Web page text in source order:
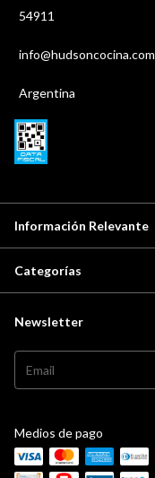
54911
info@hudsoncocina.com
Argentina
Información Relevante
Categorías
Newsletter
Medios de pago